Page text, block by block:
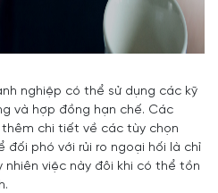
nghiệp có thể sử dụng các kỹ
và hợp đồng hạn chế. Các
chi tiết về các tùy chọn
đối phó với rủi ro ngoại hối là chỉ
nhiên việc này đôi khi có thể tồn